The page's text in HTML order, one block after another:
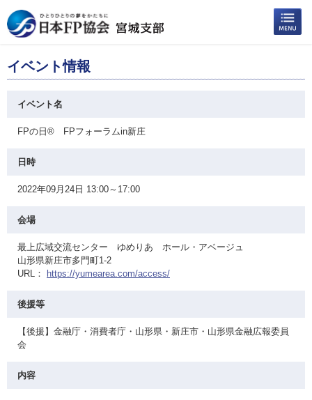
イベント情報
イベント名
FPの日® FPフォーラムin新庄
日時
2022年09月24日 13:00～17:00
会場
最上広域交流センター ゆめりあ ホール・アベージュ
山形県新庄市多門町1-2
URL：
https://yumearea.com/access/
後援等
【後援】金融庁・消費者庁・山形県・新庄市・山形県金融広報委員
会
内容